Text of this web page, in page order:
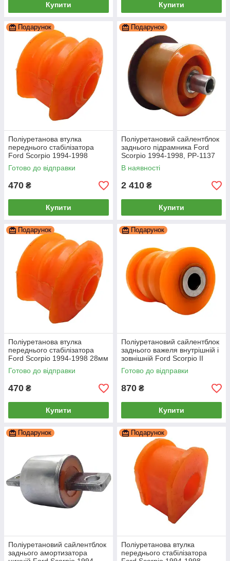
Купити Купити
Подарунок
Поліуретанова втулка
переднього стабілізатора
Ford Scorpio 1994-1998
28мм, PP-0056P
Готово до відправки
470 ₴
Купити
Подарунок
Поліуретановий сайлентблок
заднього підрамника Ford
Scorpio 1994-1998, PP-1137
В наявності
2 410 ₴
Купити
Подарунок
Поліуретанова втулка
переднього стабілізатора
Ford Scorpio 1994-1998 28мм
ПІД вироблення, PP-0056P
Готово до відправки
470 ₴
Купити
Подарунок
Поліуретановий сайлентблок
заднього важеля внутрішній і
зовнішній Ford Scorpio II
1994-1998, PP-1452
Готово до відправки
870 ₴
Купити
Подарунок
Поліуретановий сайлентблок
заднього амортизатора
Подарунок
Поліуретанова втулка
переднього стабілізатора